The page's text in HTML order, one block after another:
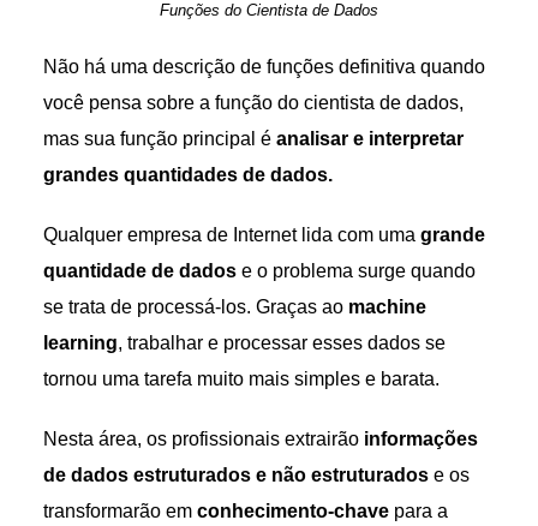
Funções do Cientista de Dados
Não há uma descrição de funções definitiva quando
você pensa sobre a função do cientista de dados,
mas sua função principal é analisar e interpretar
grandes quantidades de dados.
Qualquer empresa de Internet lida com uma grande
quantidade de dadose o problema surge quando
se trata de processá-los. Graças ao machine
learning, trabalhar e processar esses dados se
tornou uma tarefa muito mais simples e barata.
Nesta área, os profissionais extrairãoinformações
de dados estruturados e não estruturadose os
transformarão em conhecimento-chavepara a